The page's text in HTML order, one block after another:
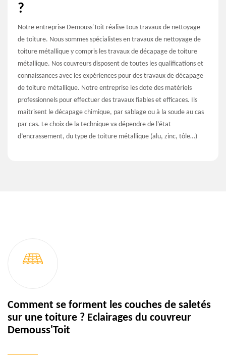
?
Notre entreprise Demouss'Toit réalise tous travaux de nettoyage
de toiture. Nous sommes spécialistes en travaux de nettoyage de
toiture métallique y compris les travaux de décapage de toiture
métallique. Nos couvreurs disposent de toutes les qualifications et
connaissances avec les expériences pour des travaux de décapage
de toiture métallique. Notre entreprise les dote des matériels
professionnels pour effectuer des travaux fiables et efficaces. Ils
maitrisent le décapage chimique, par sablage ou à la soude au cas
par cas. Le choix de la technique va dépendre de l’état
d’encrassement, du type de toiture métallique (alu, zinc, tôle…)
Comment se forment les couches de saletés
sur une toiture ? Eclairages du couvreur
Demouss'Toit